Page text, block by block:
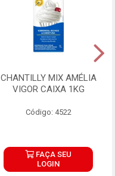
CHANTILLY MIX AMÉLIA
VIGOR CAIXA 1KG
Código: 4522
FAÇA SEU
LOGIN